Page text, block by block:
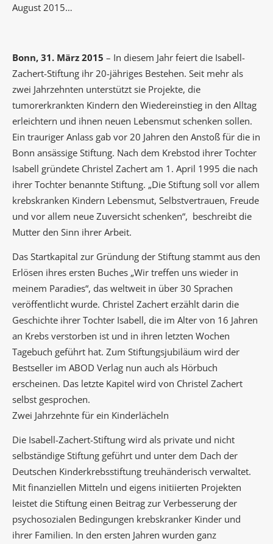
August 2015…
Bonn, 31. März 2015 – In diesem Jahr feiert die Isabell-
Zachert-Stiftung ihr 20-jähriges Bestehen. Seit mehr als
zwei Jahrzehnten unterstützt sie Projekte, die
tumorerkrankten Kindern den Wiedereinstieg in den Alltag
erleichtern und ihnen neuen Lebensmut schenken sollen.
Ein trauriger Anlass gab vor 20 Jahren den Anstoß für die in
Bonn ansässige Stiftung. Nach dem Krebstod ihrer Tochter
Isabell gründete Christel Zachert am 1. April 1995 die nach
ihrer Tochter benannte Stiftung. „Die Stiftung soll vor allem
krebskranken Kindern Lebensmut, Selbstvertrauen, Freude
und vor allem neue Zuversicht schenken“, beschreibt die
Mutter den Sinn ihrer Arbeit.
Das Startkapital zur Gründung der Stiftung stammt aus den
Erlösen ihres ersten Buches „Wir treffen uns wieder in
meinem Paradies“, das weltweit in über 30 Sprachen
veröffentlicht wurde. Christel Zachert erzählt darin die
Geschichte ihrer Tochter Isabell, die im Alter von 16 Jahren
an Krebs verstorben ist und in ihren letzten Wochen
Tagebuch geführt hat. Zum Stiftungsjubiläum wird der
Bestseller im ABOD Verlag nun auch als Hörbuch
erscheinen. Das letzte Kapitel wird von Christel Zachert
selbst gesprochen.
Zwei Jahrzehnte für ein Kinderlächeln
Die Isabell-Zachert-Stiftung wird als private und nicht
selbständige Stiftung geführt und unter dem Dach der
Deutschen Kinderkrebsstiftung treuhänderisch verwaltet.
Mit finanziellen Mitteln und eigens initiierten Projekten
leistet die Stiftung einen Beitrag zur Verbesserung der
psychosozialen Bedingungen krebskranker Kinder und
ihrer Familien. In den ersten Jahren wurden ganz